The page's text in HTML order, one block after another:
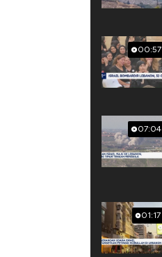
00:57
07:04
01:17